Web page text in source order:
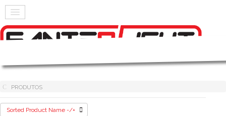
PRODUTOS
Sorted Product Name -/+